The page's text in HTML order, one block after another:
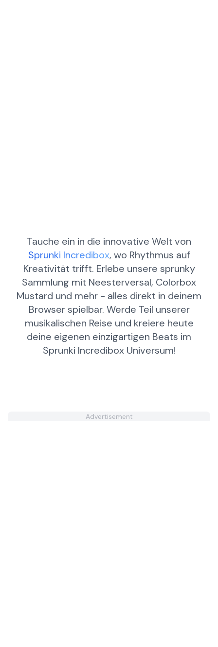
Tauche ein in die innovative Welt von
Sprunki Incredibox, wo Rhythmus auf
Kreativität trifft. Erlebe unsere sprunky
Sammlung mit Neesterversal, Colorbox
Mustard und mehr - alles direkt in deinem
Browser spielbar. Werde Teil unserer
musikalischen Reise und kreiere heute
deine eigenen einzigartigen Beats im
Sprunki Incredibox Universum!
Advertisement